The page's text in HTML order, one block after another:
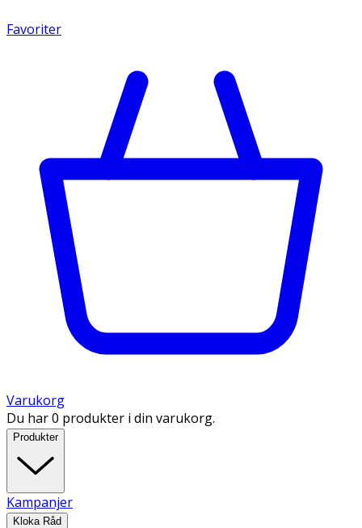
Favoriter
Varukorg
Du har 0 produkter i din varukorg.
Produkter
Kampanjer
Kloka Råd